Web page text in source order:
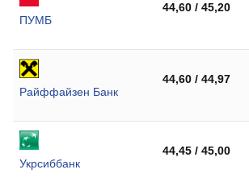
ПУМБ
44,60 / 45,20
Райффайзен Банк
44,60 / 44,97
Укрсиббанк
44,45 / 45,00